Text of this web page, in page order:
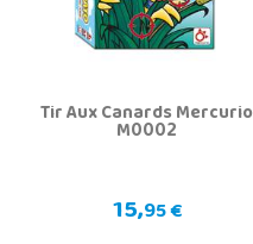
Tir Aux Canards Mercurio
M0002
15,95 €